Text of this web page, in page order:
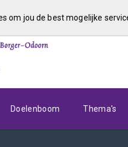
om jou de best mogelijke
Doelenboom Thema's